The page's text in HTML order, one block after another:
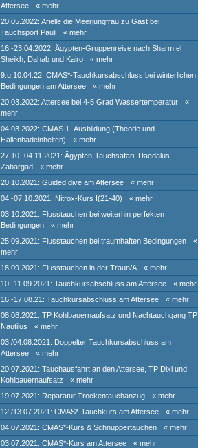
Attersee
« mehr
20.05.2022: Arielle die Meerjungfrau zu Gast bei
Tauchsport Pauli
« mehr
16.-23.04.2022: Ägypten-Gruppenreise nach Sharm el
Sheikh, Dahab und Kairo
« mehr
9.u.10.04.22: CMAS*-Tauchkursabschluss bei winterlichen
Bedingungen am Attersee
« mehr
20.03.2022: Attersee bei 4-5 Grad Wassertemperatur
«
mehr
04.03.2022: CMAS 1- Ausbildung (Theorie und
Hallenbadeinheiten)
« mehr
27.10.-04.11.2021: Ägypten-Tauchsafari, Daedalus -
Zabargad
« mehr
20.10.2021: Guided dive am Attersee
« mehr
04.-07.10.2021: Nitrox-Kurs I(21-40)
« mehr
03.10.2021: Flusstauchen bei weiterhin perfekten
Bedingungen
« mehr
25.09.2021: Flusstauchen bei traumhaften Bedingungen
«
mehr
18.09.2021: Flusstauchen in der Traun/A
« mehr
10.-11.09.2021: Tauchkursabschluss am Attersee
« mehr
16.-17.08.21: Tauchkursabschluss am Attersee
« mehr
08.08.2021: TP Kohlbauernaufsatz und Nachtauchgang TP
Nautilus
« mehr
03./04.08.2021: Doppelter Tauchkursabschluss am
Attersee
« mehr
20.07.2021: Tauchausfahrt an den Attersee, TP Dixi und
Kohlbauernaufsatz
« mehr
19.07.2021: Reparatur Trockentauchanzug
« mehr
12./13.07.2021: CMAS*-Tauchkurs am Attersee
« mehr
04.07.2021: CMAS*-Kurs & Schnuppertauchen
« mehr
03.07.2021: CMAS*-Kurs am Attersee
« mehr